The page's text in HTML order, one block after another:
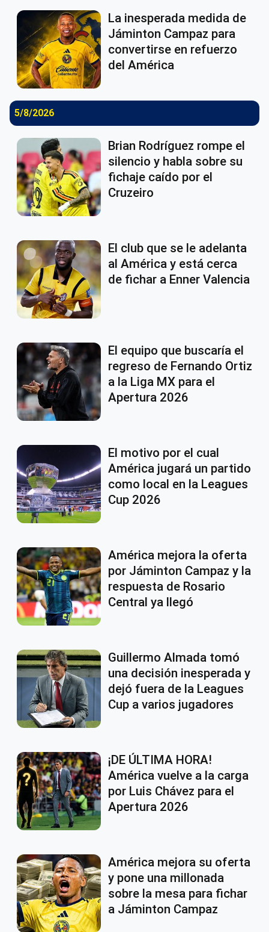
La inesperada medida de
Jáminton Campaz para
convertirse en refuerzo
del América
5/8/2026
Brian Rodríguez rompe el
silencio y habla sobre su
fichaje caído por el
Cruzeiro
El club que se le adelanta
al América y está cerca
de fichar a Enner Valencia
El equipo que buscaría el
regreso de Fernando Ortiz
a la Liga MX para el
Apertura 2026
El motivo por el cual
América jugará un partido
como local en la Leagues
Cup 2026
América mejora la oferta
por Jáminton Campaz y la
respuesta de Rosario
Central ya llegó
Guillermo Almada tomó
una decisión inesperada y
dejó fuera de la Leagues
Cup a varios jugadores
¡DE ÚLTIMA HORA!
América vuelve a la carga
por Luis Chávez para el
Apertura 2026
América mejora su oferta
y pone una millonada
sobre la mesa para fichar
a Jáminton Campaz